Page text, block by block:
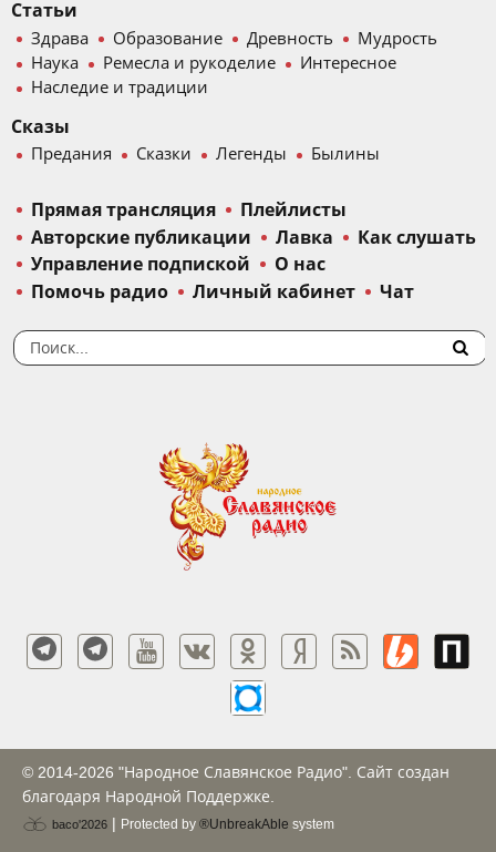
Статьи
Здрава Образование Древность
Мудрость
Наука
Ремесла и рукоделие
Интересное
Наследие и традиции
Сказы
Предания Сказки Легенды Былины
Прямая трансляция
Плейлисты
Авторские публикации
Лавка
Как слушать
Управление подпиской
О нас
Помочь радио
Личный кабинет Чат
© 2014-2026 "Народное Славянское Радио". Сайт создан
благодаря Народной Поддержке.
baco'2026 | Protected by ®UnbreakAble system